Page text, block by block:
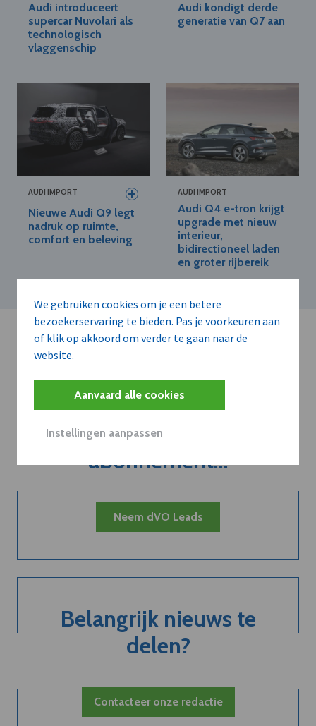
We gebruiken cookies om je een betere
bezoekerservaring te bieden. Pas je voorkeuren aan
of klik op akkoord om verder te gaan naar de
website.
Aanvaard alle cookies
Instellingen aanpassen
Audi introduceert
supercar Nuvolari als
technologisch
vlaggenschip
Audi kondigt derde
generatie van Q7 aan
AUDI IMPORT
Nieuwe Audi Q9 legt
nadruk op ruimte,
comfort en beleving
AUDI IMPORT
Audi Q4 e-tron krijgt
upgrade met nieuw
interieur,
bidirectioneel laden
en groter rijbereik
Kort de voordelen
van een
abonnement...
Neem dVO Leads
Belangrijk nieuws te
delen?
Contacteer onze redactie